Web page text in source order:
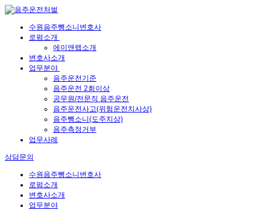
수원음주뺑소니변호사
로펌소개
에이앤랩소개
변호사소개
업무분야
음주운전기준
음주운전 2회이상
공무원/전문직 음주운전
음주운전사고(위험운전치사상)
음주뺑소니(도주치상)
음주측정거부
업무사례
상담문의
수원음주뺑소니변호사
로펌소개
변호사소개
업무분야